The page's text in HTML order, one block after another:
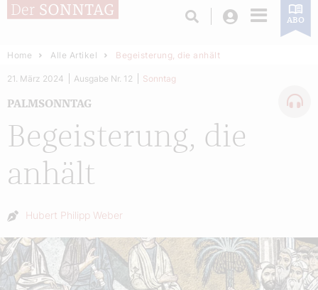
Login ABO
Home Alle Artikel Begeisterung, die anhält
Begeisterung, die
anhält
PALMSONNTAG
21. März 2024 Ausgabe Nr. 12 Sonntag
Autor:
Hubert Philipp Weber